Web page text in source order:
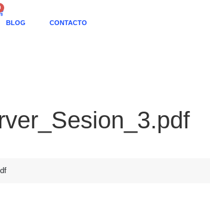
BLOG CONTACTO